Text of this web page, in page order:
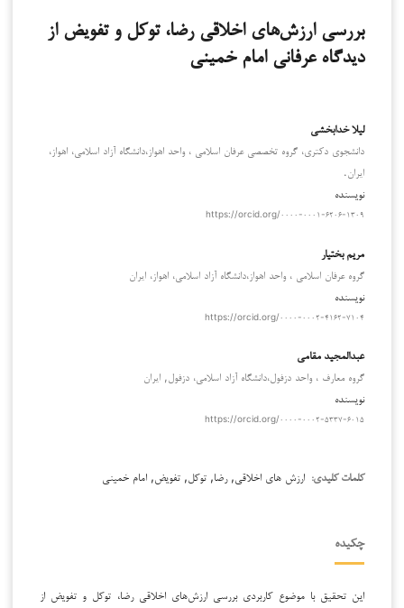
بررسی ارزش‌های اخلاقی رضا، توکل و تفویض از
دیدگاه عرفانی امام خمینی
لیلا خدابخشی
دانشجوی دکتری، گروه تخصصی عرفان اسلامی ، واحد اهواز،دانشگاه آزاد اسلامی، اهواز،
ایران.
نویسنده
https://orcid.org/۰۰۰۰-۰۰۰۱-۶۲۰۶-۱۳۰۹
مریم بختیار
گروه عرفان اسلامی ، واحد اهواز،دانشگاه آزاد اسلامی، اهواز، ایران
نویسنده
https://orcid.org/۰۰۰۰-۰۰۰۲-۴۱۶۲-۷۱۰۴
عبدالمجید مقامی
گروه معارف ، واحد دزفول،دانشگاه آزاد اسلامی، دزفول, ایران
نویسنده
https://orcid.org/۰۰۰۰-۰۰۰۲-۵۳۳۷-۶۰۱۵
کلمات کلیدی: ارزش های اخلاقی, رضا, توکل, تفویض, امام خمینی
چکیده
این تحقیق با موضوع کاربردی بررسی ارزش‌های اخلاقی رضا، توکل و تفویض از